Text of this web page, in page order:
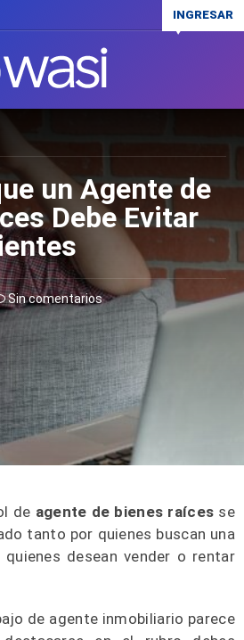
INGRESAR
un Agente de
Debe Evitar
Sin comentarios
de agente de bienes raíces se
tanto por quienes buscan una
desean vender o rentar
de agente inmobiliario parece